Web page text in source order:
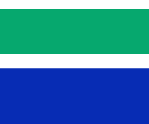
でのSwedbank Estonia国
や取引時期によって異なり
業日から5営業日かかりま
ェックなどの要因も配達に
延を避けるために
認してください。